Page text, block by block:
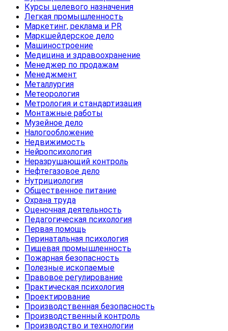
Курсы целевого назначения
Легкая промышленность
Маркетинг, реклама и PR
Маркшейдерское дело
Машиностроение
Медицина и здравоохранение
Менеджер по продажам
Менеджмент
Металлургия
Метеорология
Метрология и стандартизация
Монтажные работы
Музейное дело
Налогообложение
Недвижимость
Нейропсихология
Неразрушающий контроль
Нефтегазовое дело
Нутрициология
Общественное питание
Охрана труда
Оценочная деятельность
Педагогическая психология
Первая помощь
Перинатальная психология
Пищевая промышленность
Пожарная безопасность
Полезные ископаемые
Правовое регулирование
Практическая психология
Проектирование
Производственная безопасность
Производственный контроль
Производство и технологии